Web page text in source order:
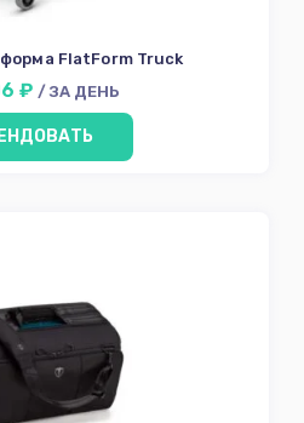
FlatForm Truck
₽ / ЗА ДЕНЬ